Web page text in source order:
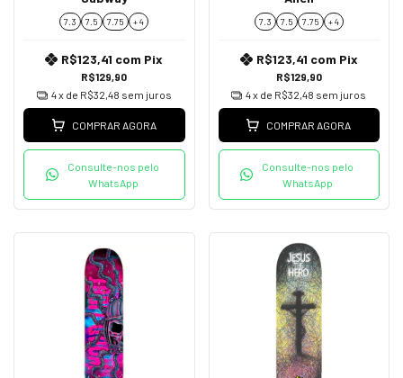
7.3 7.5 7.75 + 4
R$129,90
R$123,41 com Pix
4x de R$32,48 sem juros
COMPRAR AGORA
Consulte-nos pelo
WhatsApp
7.3 7.5 7.75 + 4
R$129,90
R$123,41 com Pix
4x de R$32,48 sem juros
COMPRAR AGORA
Consulte-nos pelo
WhatsApp